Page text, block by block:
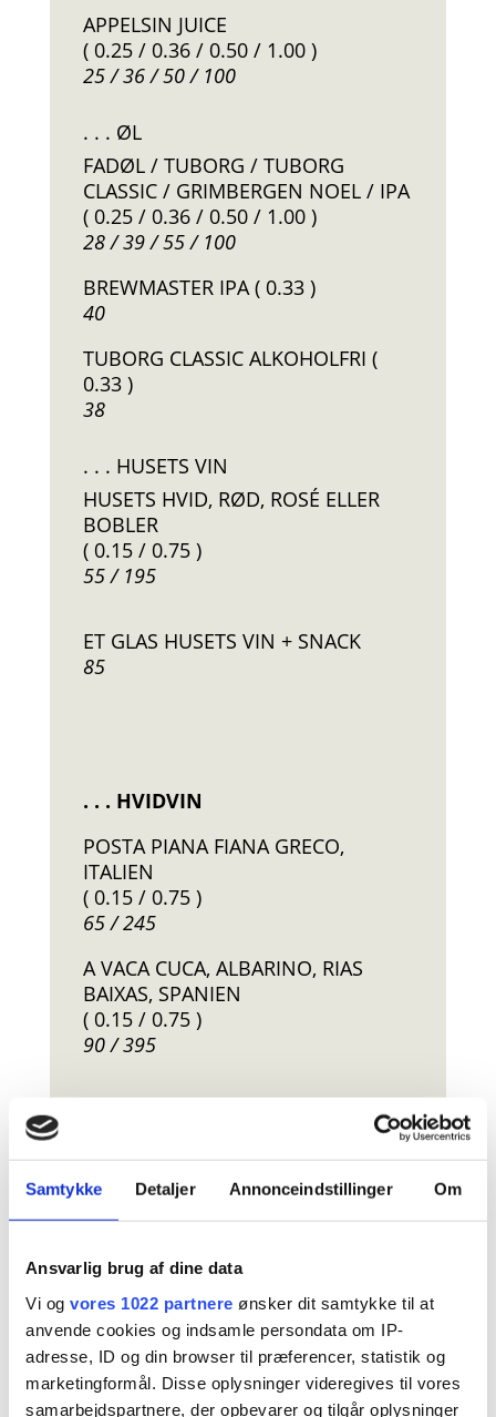
Samtykke Detaljer Annonceindstillinger Om
Ansvarlig brug af dine data
Vi og vores 1022 partnere ønsker dit samtykke til at
anvende cookies og indsamle persondata om IP-
adresse, ID og din browser til præferencer, statistik og
marketingformål. Disse oplysninger videregives til vores
samarbejdspartnere, der opbevarer og tilgår oplysninger
APPELSIN JUICE
( 0.25 / 0.36 / 0.50 / 1.00 )
25 / 36 / 50 / 100
. . . ØL
FADØL / TUBORG / TUBORG
CLASSIC / GRIMBERGEN NOEL / IPA
( 0.25 / 0.36 / 0.50 / 1.00 )
28 / 39 / 55 / 100
BREWMASTER IPA ( 0.33 )
40
TUBORG CLASSIC ALKOHOLFRI (
0.33 )
38
. . . HUSETS VIN
HUSETS HVID, RØD, ROSÉ ELLER
BOBLER
( 0.15 / 0.75 )
55 / 195
ET GLAS HUSETS VIN + SNACK
85
. . . HVIDVIN
POSTA PIANA FIANA GRECO,
ITALIEN
( 0.15 / 0.75 )
65 / 245
A VACA CUCA, ALBARINO, RIAS
BAIXAS, SPANIEN
( 0.15 / 0.75 )
90 / 395
. . . RØDVIN
FLEURIE, LOUIS MAX, BEAUJOLAIS,
( 0.15 / 0.75 )
75 / 380
SILEO, MONTSANT SPANIEN
( 0.15 / 0.75 )
85 / 395